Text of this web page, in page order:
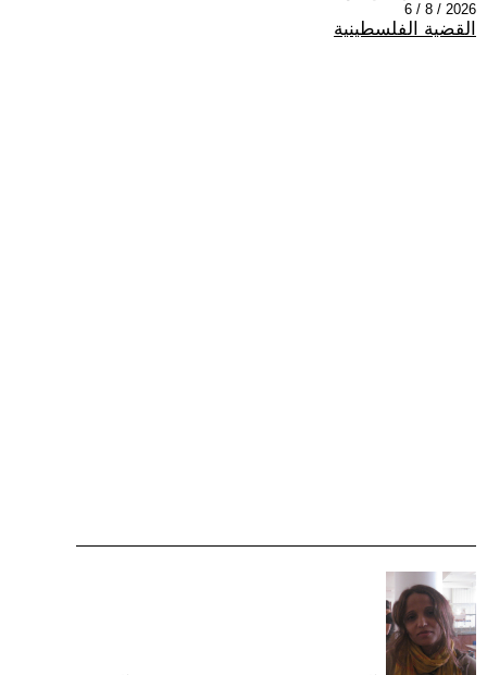
2026 / 8 / 6
القضية الفلسطينية